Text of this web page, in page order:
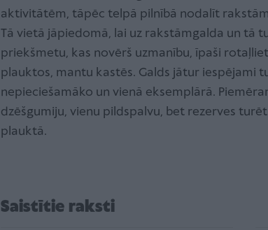
aktivitātēm, tāpēc telpā pilnībā nodalīt
Tā vietā jāpiedomā, lai uz rakstāmgalda un tā
priekšmetu, kas novērš uzmanību, īpaši
plauktos, mantu kastēs. Galds jātur iespējami
nepieciešamāko un vienā eksemplārā.
dzēšgumiju, vienu pildspalvu, bet rezerves
plauktā.
Saistītie raksti